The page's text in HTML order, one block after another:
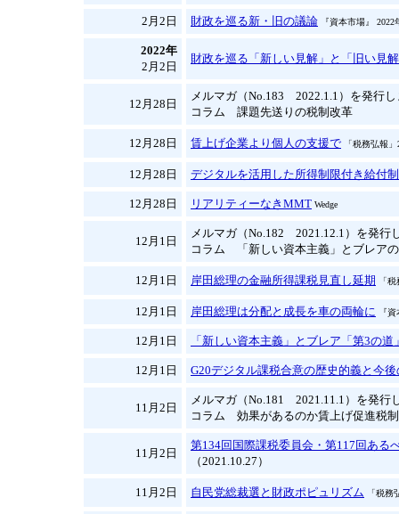
2月2日 財政を巡る新・旧の議論 『資本市場』 2022
2022年
2月2日
財政を巡る「新しい見解」と「旧い見
12月28日
メルマガ（No.183 2022.1.1）を発行し
コラム 課題先送りの税制改革
12月28日 賃上げ企業より個人の支援で 「税務弘報
12月28日 デジタルを活用した所得制限付き給付
12月28日 リアリティーなきMMT Wedge
12月1日
メルマガ（No.182 2021.12.1）を発行
コラム 「新しい資本主義」とブレア
12月1日 岸田総理の金融所得課税見直し延期 「
12月1日 岸田総理は分配と成長を車の両輪に 『
12月1日 「新しい資本主義」とブレア「第3の道
12月1日 G20デジタル課税合意の歴史的義と今
11月2日
メルマガ（No.181 2021.11.1）を発行
コラム 効果があるのか賃上げ促進税制
11月2日
第134回国際課税委員会・第117回ある
（2021.10.27）
11月2日 自民党総裁選と財政ポピュリズム 「税務